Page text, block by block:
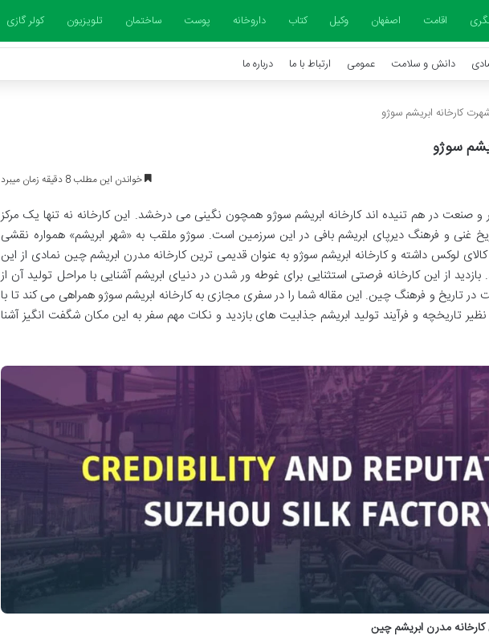
اقامت اصفهان وکیل کتاب داروخانه پوست ساختمان تلویزیون کولر گازی
دانش و سلامت عمومی ارتباط با ما درباره ما
شهرت کارخانه ابریشم سوژو
سوژو
خواندن این مطلب 8 دقیقه زمان میبرد
در هم تنیده اند کارخانه ابریشم سوژو همچون نگینی می درخشد. این کارخانه نه تنها یک مرکز
غنی و فرهنگ دیرپای ابریشم بافی در این سرزمین است. سوژو ملقب به «شهر ابریشم» همواره نقشی
لوکس داشته و کارخانه ابریشم سوژو به عنوان قدیمی ترین کارخانه مدرن ابریشم چین نمادی از این
از این کارخانه فرصتی استثنایی برای غوطه ور شدن در دنیای ابریشم آشنایی با مراحل تولید آن از
تاریخ و فرهنگ چین. این مقاله شما را در سفری مجازی به کارخانه ابریشم سوژو همراهی می کند تا با
تاریخچه و فرآیند تولید ابریشم جذابیت های بازدید و نکات مهم سفر به این مکان شگفت انگیز آشنا
مدرن ابریشم چین